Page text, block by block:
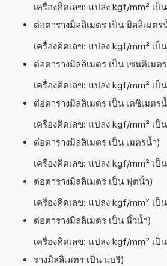
เครื่องคิดเลข: แปลง kgf/mm² เป็
ต่อตารางมิลลิเมตร เป็น มิลลิเมตร
เครื่องคิดเลข: แปลง kgf/mm² เป็
ต่อตารางมิลลิเมตร เป็น เซนติเมต
เครื่องคิดเลข: แปลง kgf/mm² เป็
ต่อตารางมิลลิเมตร เป็น เดซิเมตร
เครื่องคิดเลข: แปลง kgf/mm² เป็
ต่อตารางมิลลิเมตร เป็น เมตรน้ำ)
เครื่องคิดเลข: แปลง kgf/mm² เป็
ต่อตารางมิลลิเมตร เป็น ฟุตน้ำ)
เครื่องคิดเลข: แปลง kgf/mm² เป็
ต่อตารางมิลลิเมตร เป็น นิ้วน้ำ)
เครื่องคิดเลข: แปลง kgf/mm² เป็
รางมิลลิเมตร เป็น แบรี)